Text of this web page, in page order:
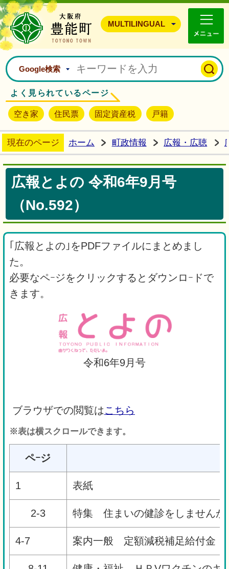
豊能町ホームページ
MULTILINGUAL
Google検索
よく見られているページ
空き家 住民票 固定資産税 戸籍
現在のページ ホーム 町政情報 広報・広聴
広報とよの 令和6年9月号
（No.592）
｢広報とよの｣をPDFファイルにまとめまし
た。
必要なペｰジをクリックするとダウンロｰドで
きます。
令和6年9月号
ブラウザでの閲覧はこちら
※表は横スクロールできます。
ペｰジ
1 表紙
2-3 特集 住まいの健診をしません
4-7 案内一般 定額減税補足給付金